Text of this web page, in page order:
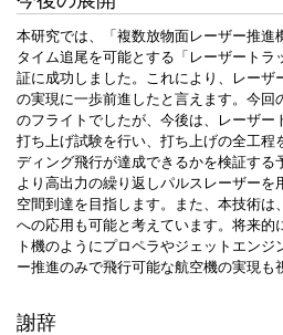
本研究では、「複数放物面レーザー推進
タイム追尾を可能とする「レーザートラ
証に成功しました。これにより、レーザ
の実現に一歩前進したと言えます。今回
のフライトでしたが、今後は、レーザー
打ち上げ試験を行い、打ち上げの全工程
ディング飛行が達成できるかを検証する
より高出力の繰り返しパルスレーザー
空間到達を目指します。また、本技術は
への応用も可能と考えています。将来的
ト機のようにプロペラやジェットエン
ー推進のみで飛行可能な航空機の実現も
謝辞